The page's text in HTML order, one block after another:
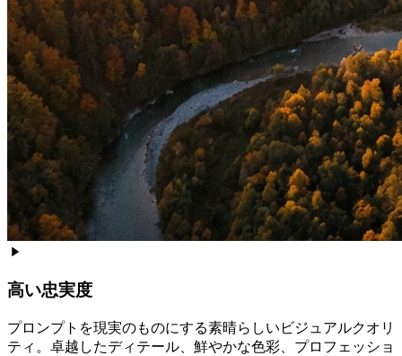
高い忠実度
プロンプトを現実のものにする素晴らしいビジュアルクオリ
ティ。卓越したディテール、鮮やかな色彩、プロフェッショ